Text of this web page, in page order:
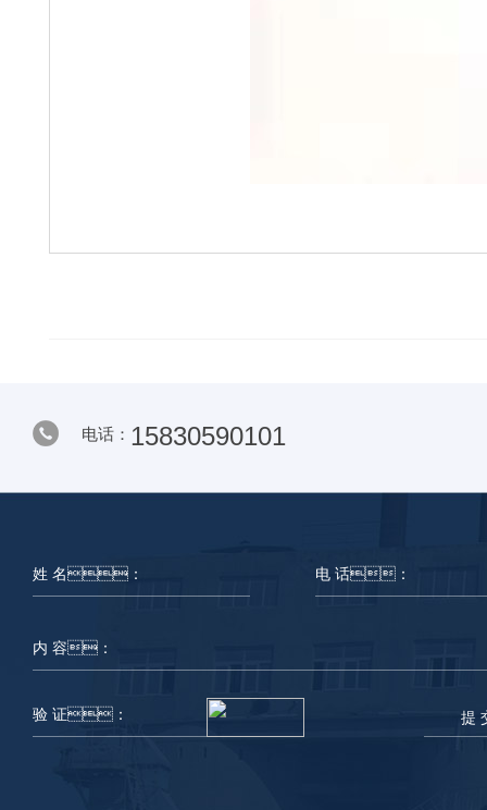
电话： 15830590101
提